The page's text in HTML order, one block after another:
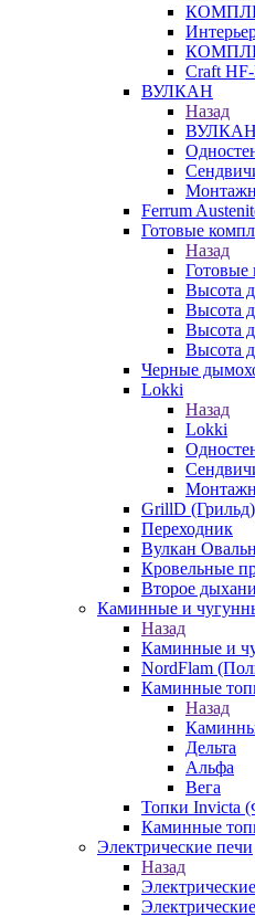
Craft
ВУЛКАН
Назад
ВУЛКАН
Ferrum
Готовые
Назад
Готовые
Высота
Высота
Высота
Высота
Черные
Lokki
Назад
Lokki
GrillD (Грильд)
Переходник
Вулкан
Кровельные
Второе
Каминные и
Назад
Каминные и
NordFlam
Каминные
Назад
Дельта
Альфа
Вега
Топки Invicta
Каминные
Электрические печи
Назад